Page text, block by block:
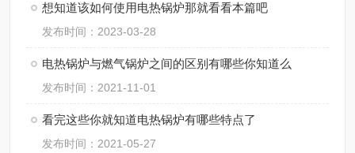
想知道该如何使用电热锅炉那就看看本篇吧
发布时间：2023-03-28
电热锅炉与燃气锅炉之间的区别有哪些你知道么
发布时间：2021-11-01
看完这些你就知道电热锅炉有哪些特点了
发布时间：2021-05-27